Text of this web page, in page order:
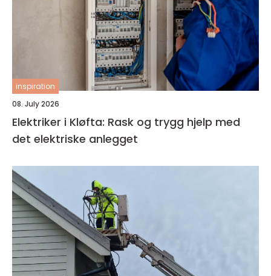
inspiration
08. July 2026
Elektriker i Kløfta: Rask og trygg hjelp med
det elektriske anlegget